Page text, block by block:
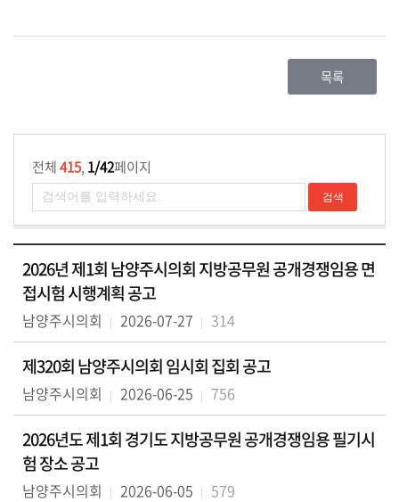
송
의
자
료
실
열
린
마
당
이
용
안
내
목록
전체415, 1/42페이지
2026년 제1회 남양주시의회 지방공무원 공개경쟁임용 면
접시험 시행계획 공고
남양주시의회 2026-07-27 314
제320회 남양주시의회 임시회 집회 공고
남양주시의회 2026-06-25 756
2026년도 제1회 경기도 지방공무원 공개경쟁임용 필기시
험 장소 공고
남양주시의회 2026-06-05 579